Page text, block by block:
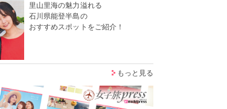
里山里海の魅力溢れる
石川県能登半島の
おすすめスポットをご紹介！
もっと見る